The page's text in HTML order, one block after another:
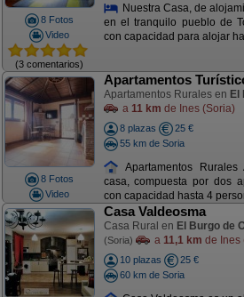
8 Fotos
Video
(3 comentarios)
Nuestra Casa, de
en el tranquilo pueblo de
con capacidad para alojar
8 Fotos
Video
Apartamentos
Apartamentos Rurales en El
a 11 km de Ines (Soria)
8 plazas
25 €
55 km de Soria
Apartamentos
casa, compuesta por dos
con capacidad hasta 4
Casa Valdeosma
Casa Rural en El Burgo de
(Soria) a 11,1 km de Ines
10 plazas
25 €
60 km de Soria